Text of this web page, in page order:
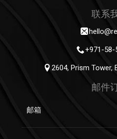
联系
+971-58-
2604, Prism Tower,
邮件